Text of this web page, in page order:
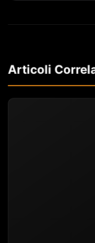
Articoli